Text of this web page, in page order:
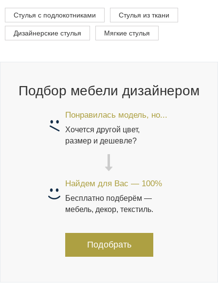
Стулья с подлокотниками Стулья из ткани
Дизайнерские стулья Мягкие стулья
Подбор мебели дизайнером
Понравилась модель, но...
Хочется другой цвет,
размер и дешевле?
Найдем для Вас — 100%
Бесплатно подберём —
мебель, декор, текстиль.
Подобрать